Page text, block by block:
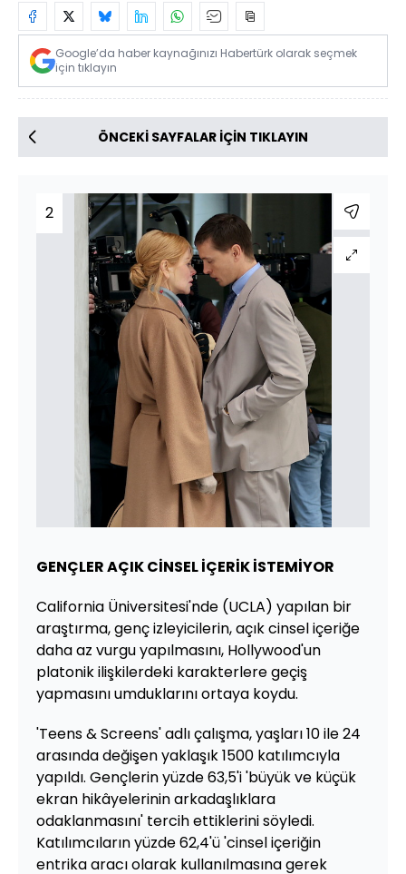
Google’da haber kaynağınızı Habertürk olarak seçmek
için tıklayın
ÖNCEKİ SAYFALAR İÇİN TIKLAYIN
2
GENÇLER AÇIK CİNSEL İÇERİK İSTEMİYOR
California Üniversitesi'nde (UCLA) yapılan bir
araştırma, genç izleyicilerin, açık cinsel içeriğe
daha az vurgu yapılmasını, Hollywood'un
platonik ilişkilerdeki karakterlere geçiş
yapmasını umduklarını ortaya koydu.
'Teens & Screens' adlı çalışma, yaşları 10 ile 24
arasında değişen yaklaşık 1500 katılımcıyla
yapıldı. Gençlerin yüzde 63,5'i 'büyük ve küçük
ekran hikâyelerinin arkadaşlıklara
odaklanmasını' tercih ettiklerini söyledi.
Katılımcıların yüzde 62,4'ü 'cinsel içeriğin
entrika aracı olarak kullanılmasına gerek